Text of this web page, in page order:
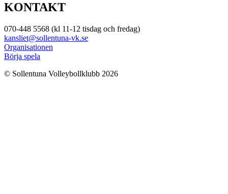
KONTAKT
070-448 5568 (kl 11-12 tisdag och fredag)
kansliet@sollentuna-vk.se
Organisationen
Börja spela
© Sollentuna Volleybollklubb 2026